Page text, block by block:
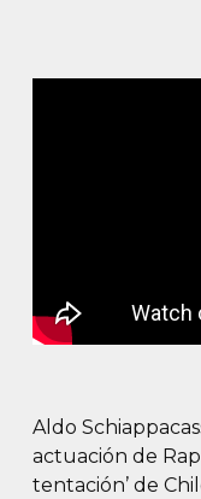
Aldo
actuación de
tentación’ de